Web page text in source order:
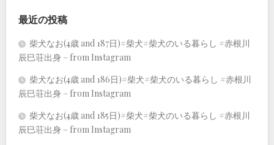
最近の投稿
柴犬なお(4歳 and 187日)#柴犬#柴犬のいる暮らし #赤根川
辰巳荘出身 – from Instagram
柴犬なお(4歳 and 186日)#柴犬#柴犬のいる暮らし #赤根川
辰巳荘出身 – from Instagram
柴犬なお(4歳 and 185日)#柴犬#柴犬のいる暮らし #赤根川
辰巳荘出身 – from Instagram